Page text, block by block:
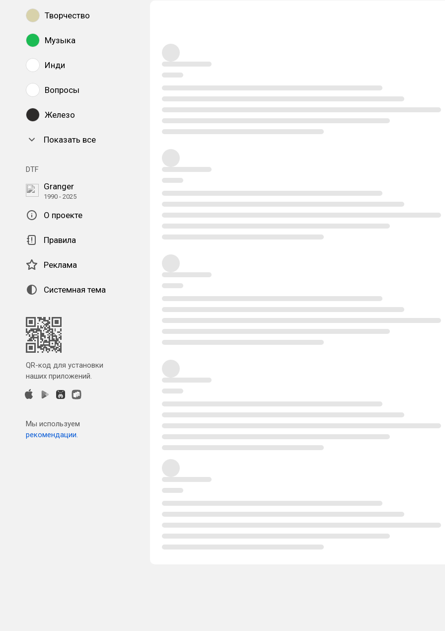
Творчество
Музыка
Инди
Вопросы
Железо
Показать все
DTF
Granger
1990 - 2025
О проекте
Правила
Реклама
Системная тема
QR-код для установки
наших приложений.
Мы используем
рекомендации.